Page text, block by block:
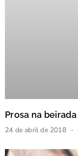
Prosa na beirada
24 de abril de 2018